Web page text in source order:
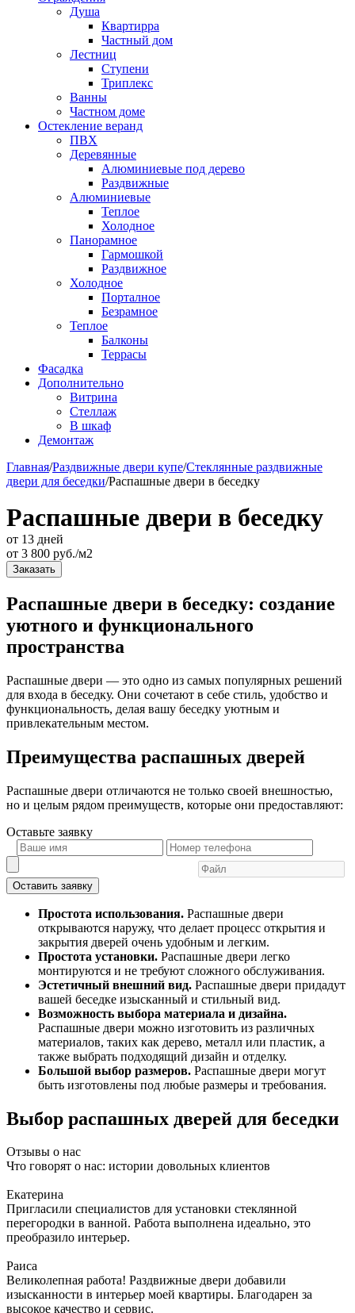
Душа
Квартирра
Частный дом
Лестниц
Ступени
Триплекс
Ванны
Частном доме
Остекление веранд
ПВХ
Деревянные
Алюминиевые под дерево
Раздвижные
Алюминиевые
Теплое
Холодное
Панорамное
Гармошкой
Раздвижное
Холодное
Порталное
Безрамное
Теплое
Балконы
Террасы
Фасадка
Дополнительно
Витрина
Стеллаж
В шкаф
Демонтаж
Главная/Раздвижные двери купе/Стеклянные раздвижные
двери для беседки/Распашные двери в беседку
Распашные двери в беседку
от 13 дней
от 3 800 руб./м2
Заказать
Распашные двери в беседку: создание
уютного и функционального
пространства
Распашные двери — это одно из самых популярных решений
для входа в беседку. Они сочетают в себе стиль, удобство и
функциональность, делая вашу беседку уютным и
привлекательным местом.
Преимущества распашных дверей
Распашные двери отличаются не только своей внешностью,
но и целым рядом преимуществ, которые они предоставляют:
Оставьте заявку
Оставить заявку
Простота использования. Распашные двери
открываются наружу, что делает процесс открытия и
закрытия дверей очень удобным и легким.
Простота установки. Распашные двери легко
монтируются и не требуют сложного обслуживания.
Эстетичный внешний вид. Распашные двери придадут
вашей беседке изысканный и стильный вид.
Возможность выбора материала и дизайна.
Распашные двери можно изготовить из различных
материалов, таких как дерево, металл или пластик, а
также выбрать подходящий дизайн и отделку.
Большой выбор размеров. Распашные двери могут
быть изготовлены под любые размеры и требования.
Выбор распашных дверей для беседки
Отзывы о нас
Что говорят о нас: истории довольных клиентов
Екатерина
Пригласили специалистов для установки стеклянной
перегородки в ванной. Работа выполнена идеально, это
преобразило интерьер.
Раиса
Великолепная работа! Раздвижные двери добавили
изысканности в интерьер моей квартиры. Благодарен за
высокое качество и сервис.